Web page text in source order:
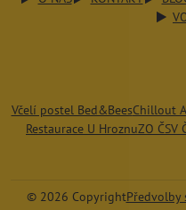
Včelí postel Bed&BeesChillout
Restaurace U HroznuZO ČSV
© 2026 CopyrightPředvolby